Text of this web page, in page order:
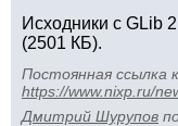
Исходники с GLib
(2501 КБ).
Постоянная ссылка
https://www.nixp.ru/
Дмитрий Шурупов